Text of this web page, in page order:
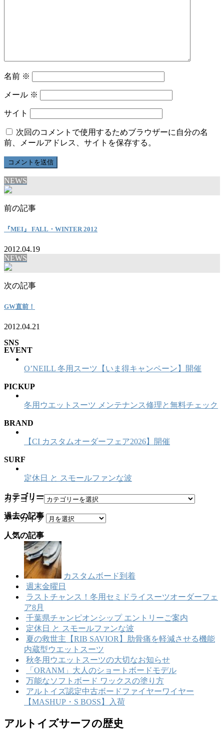
名前 ※
メール ※
サイト
次回のコメントで使用するためブラウザーに自分の名
前、メールアドレス、サイトを保存する。
NEWS
前の記事
『MEI』 FALL・WINTER 2012
2012.04.19
NEWS
次の記事
GW直前！
2012.04.21
SNS
EVENT
O’NEILL 冬用スーツ【いま得キャンペーン】開催
PICKUP
冬用ウエットスーツ メンテナンス修理と無料チェック
BRAND
【CI カスタムオーダーフェア2026】開催
SURF
定休日 と スモールファンな波
カテゴリー
カテゴリー
過去の記事
アーカイブ
人気の記事
カスタムボード到着
週末金曜日
ラストチャンス！冬用セミドライスーツオーダーフェ
ア8月
千葉県チャンピオンシップ エントリーご案内
定休日 と スモールファンな波
夏の救世主【RIB SAVIOR】肋骨痛を軽減させる機能
内蔵型ウエットスーツ
秋冬用ウエットスーツの大切なお知らせ
「ORANM」大人のショートボードモデル
万能なソフトボード ワックスの塗り方
アルトイズ認定中古ボードファイヤーワイヤー
【MASHUP・S BOSS】入荷
アルトイズサーフの歴史